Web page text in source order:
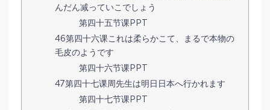
んだん减っていこでしょう
第四十五节课PPT
46第四十六课これは柔らかこて、まるで本物の
毛皮のようです
第四十六节课PPT
47第四十七课周先生は明日日本へ行かれます
第四十七节课PPT